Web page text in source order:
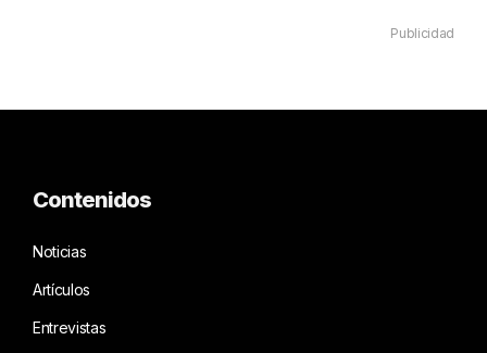
Publicidad
Contenidos
Noticias
Artículos
Entrevistas